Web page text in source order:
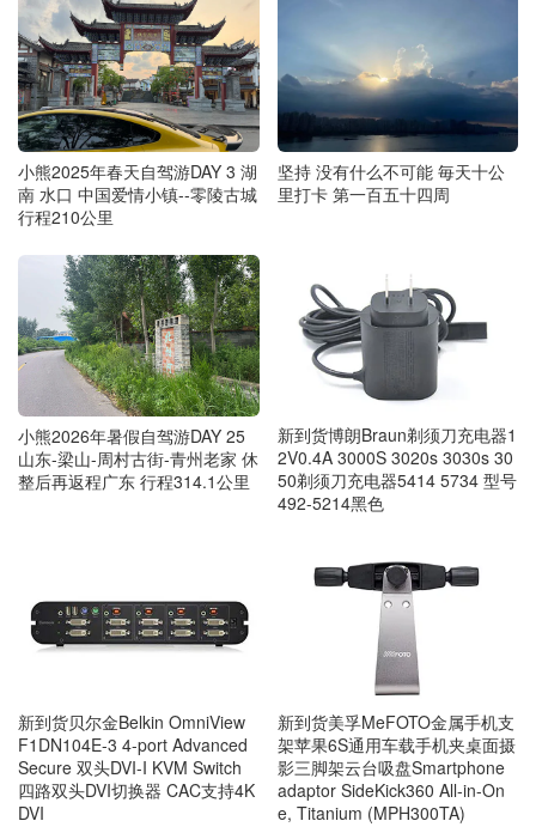
小熊2025年春天自驾游DAY 3 湖
南 水口 中国爱情小镇--零陵古城
行程210公里
坚持 没有什么不可能 毎天十公
里打卡 第一百五十四周
小熊2026年暑假自驾游DAY 25
山东-梁山-周村古街-青州老家 休
整后再返程广东 行程314.1公里
新到货博朗Braun剃须刀充电器1
2V0.4A 3000S 3020s 3030s 30
50剃须刀充电器5414 5734 型号
492-5214黑色
新到货贝尔金Belkin OmniView
F1DN104E-3 4-port Advanced
Secure 双头DVI-I KVM Switch
四路双头DVI切换器 CAC支持4K
DVI
新到货美孚MeFOTO金属手机支
架苹果6S通用车载手机夹桌面摄
影三脚架云台吸盘Smartphone
adaptor SideKick360 All-in-On
e, Titanium (MPH300TA)